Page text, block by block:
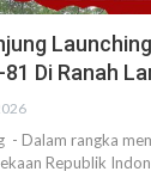
Di Ranah
- Dalam rangka
Republik